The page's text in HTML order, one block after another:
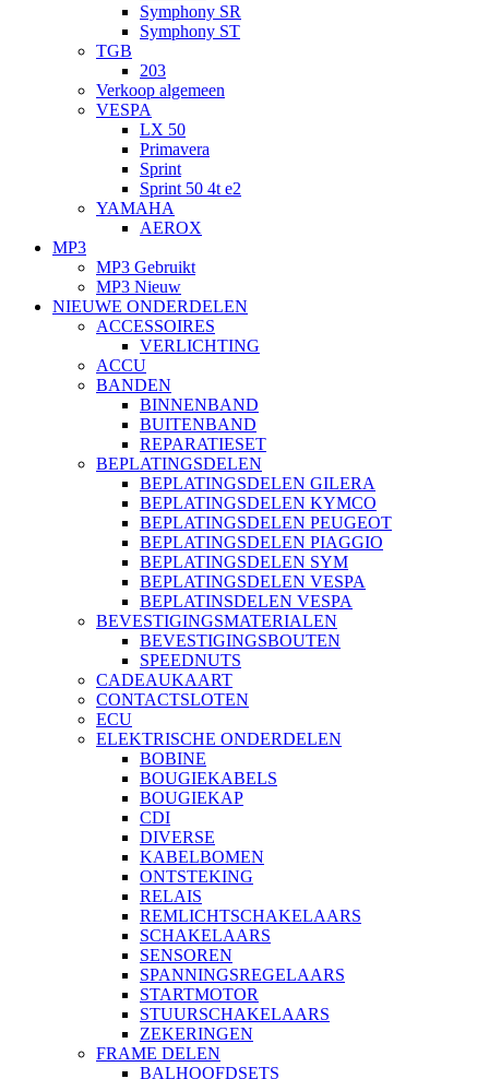
Symphony SR
Symphony ST
TGB
203
Verkoop algemeen
VESPA
LX 50
Primavera
Sprint
Sprint 50 4t e2
YAMAHA
AEROX
MP3
MP3 Gebruikt
MP3 Nieuw
NIEUWE ONDERDELEN
ACCESSOIRES
VERLICHTING
ACCU
BANDEN
BINNENBAND
BUITENBAND
REPARATIESET
BEPLATINGSDELEN
BEPLATINGSDELEN GILERA
BEPLATINGSDELEN KYMCO
BEPLATINGSDELEN PEUGEOT
BEPLATINGSDELEN PIAGGIO
BEPLATINGSDELEN SYM
BEPLATINGSDELEN VESPA
BEPLATINSDELEN VESPA
BEVESTIGINGSMATERIALEN
BEVESTIGINGSBOUTEN
SPEEDNUTS
CADEAUKAART
CONTACTSLOTEN
ECU
ELEKTRISCHE ONDERDELEN
BOBINE
BOUGIEKABELS
BOUGIEKAP
CDI
DIVERSE
KABELBOMEN
ONTSTEKING
RELAIS
REMLICHTSCHAKELAARS
SCHAKELAARS
SENSOREN
SPANNINGSREGELAARS
STARTMOTOR
STUURSCHAKELAARS
ZEKERINGEN
FRAME DELEN
BALHOOFDSETS